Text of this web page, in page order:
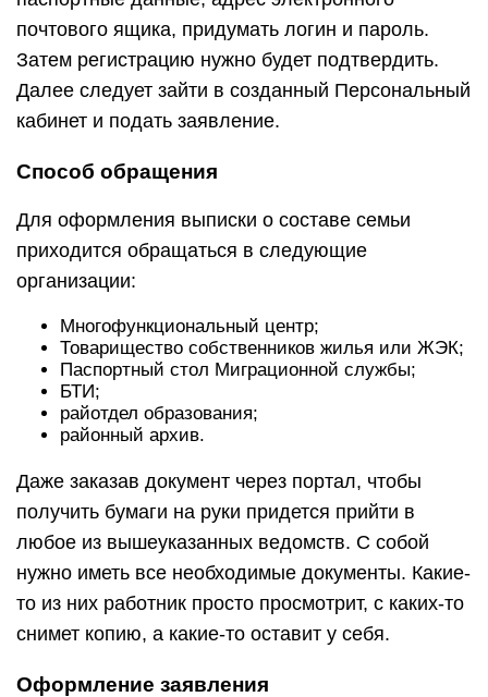
почтового ящика, придумать логин и пароль.
Затем регистрацию нужно будет подтвердить.
Далее следует зайти в созданный Персональный
кабинет и подать заявление.
Способ обращения
Для оформления выписки о составе семьи
приходится обращаться в следующие
организации:
Многофункциональный центр;
Товарищество собственников жилья или ЖЭК;
Паспортный стол Миграционной службы;
БТИ;
райотдел образования;
районный архив.
Даже заказав документ через портал, чтобы
получить бумаги на руки придется прийти в
любое из вышеуказанных ведомств. С собой
нужно иметь все необходимые документы. Какие-
то из них работник просто просмотрит, с каких-то
снимет копию, а какие-то оставит у себя.
Оформление заявления